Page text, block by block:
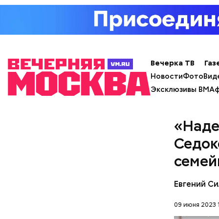
Вечерка ТВ
НовостиФото
Эксклюзивы ВМ
Евгений
09 июня 2023
—
тушеном,
отдать
— Может